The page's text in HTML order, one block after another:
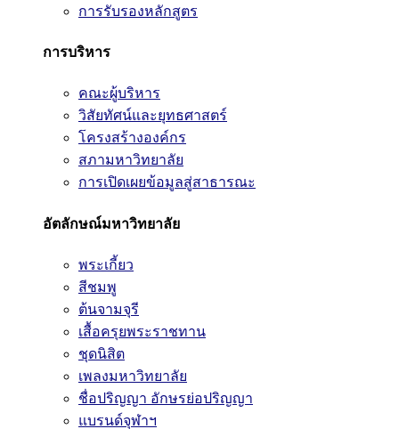
การรับรองหลักสูตร
การบริหาร
คณะผู้บริหาร
วิสัยทัศน์และยุทธศาสตร์
โครงสร้างองค์กร
สภามหาวิทยาลัย
การเปิดเผยข้อมูลสู่สาธารณะ
อัตลักษณ์มหาวิทยาลัย
พระเกี้ยว
สีชมพู
ต้นจามจุรี
เสื้อครุยพระราชทาน
ชุดนิสิต
เพลงมหาวิทยาลัย
ชื่อปริญญา อักษรย่อปริญญา
แบรนด์จุฬาฯ